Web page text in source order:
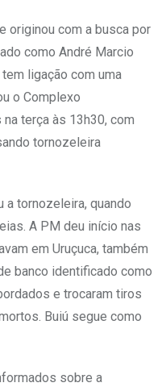
originou com a busca por
como André Marcio
ligação com uma
o Complexo
terça às 13h30, com
tornozeleira
a tornozeleira, quando
A PM deu início nas
em Uruçuca, também
banco identificado como
e trocaram tiros
Buiú segue como
sobre a